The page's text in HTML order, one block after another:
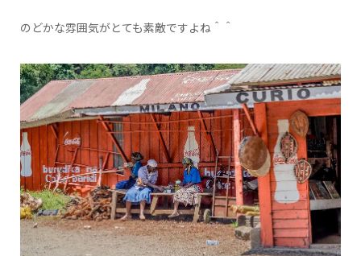
のどかな雰囲気がとても素敵ですよね＾＾